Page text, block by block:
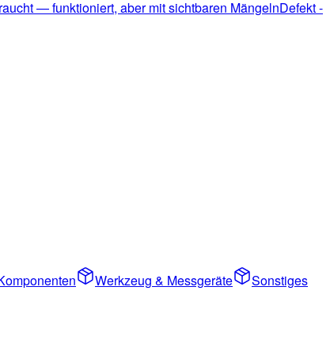
— funktioniert, aber mit sichtbaren MängelnDefekt -
Werkzeug & Messgeräte
Sonstiges